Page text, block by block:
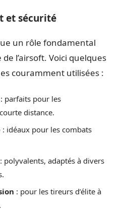
et sécurité
un rôle fondamental
l’airsoft. Voici quelques
couramment utilisées :
: parfaits pour les
distance.
: idéaux pour les combats
: polyvalents, adaptés à divers
: pour les tireurs d’élite à